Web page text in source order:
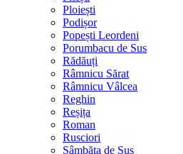
Ploiești
Podișor
Popești Leordeni
Porumbacu de Sus
Rădăuți
Râmnicu Sărat
Râmnicu Vâlcea
Reghin
Reșița
Roman
Rusciori
Sâmbăta de Sus